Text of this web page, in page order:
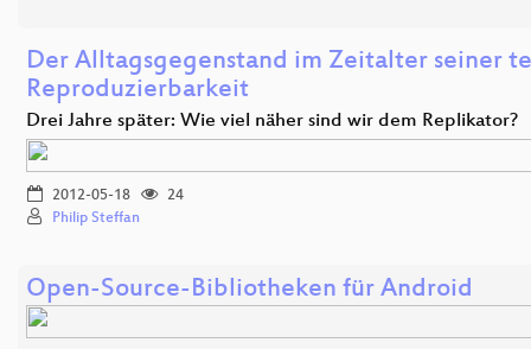
Der Alltagsgegenstand im Zeitalter seiner
Reproduzierbarkeit
Drei Jahre später: Wie viel näher sind wir dem Replikator?
2012-05-18
24
Philip Steffan
Open-Source-Bibliotheken für Android